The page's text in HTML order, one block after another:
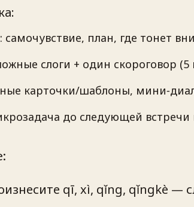
самочувствие, план, где тонет
слоги + один скороговор (5
карточки/шаблоны,
до следующей
qī, xì, qǐng, qǐngkè —